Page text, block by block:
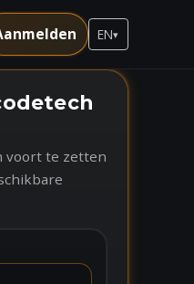
EN▾
voort te zetten